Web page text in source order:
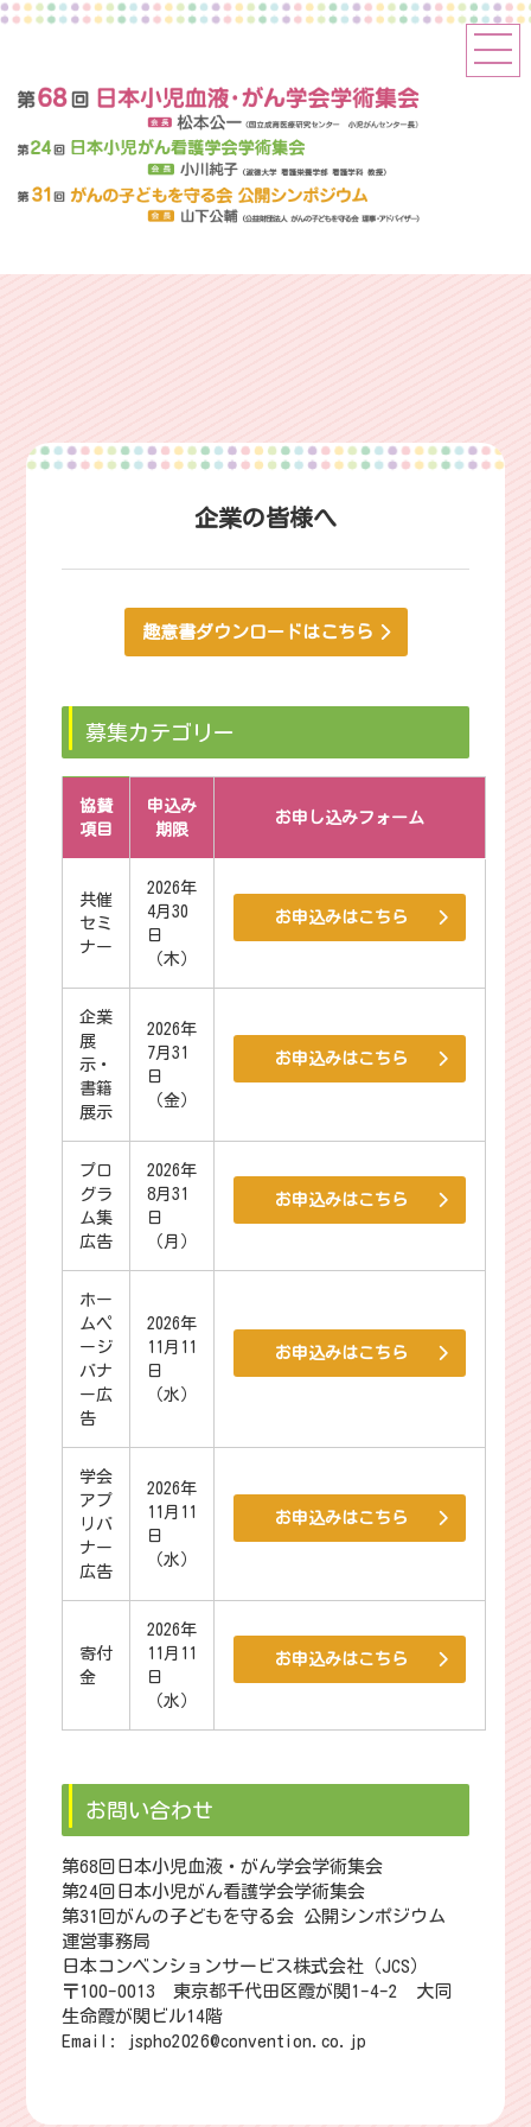
企業の皆様へ
趣意書ダウンロードはこちら
募集カテゴリー
協賛
項目
申込み
期限
お申し込みフォーム
共催
セミ
ナー
2026年
4月30
日
（木）
お申込みはこちら
企業
展
示・
書籍
展示
2026年
7月31
日
（金）
お申込みはこちら
プロ
グラ
ム集
広告
2026年
8月31
日
（月）
お申込みはこちら
ホー
ムペ
ージ
バナ
ー広
告
2026年
11月11
日
（水）
お申込みはこちら
学会
アプ
リバ
ナー
広告
2026年
11月11
日
（水）
お申込みはこちら
寄付
金
2026年
11月11
日
（水）
お申込みはこちら
お問い合わせ
第68回日本小児血液・がん学会学術集会
第24回日本小児がん看護学会学術集会
第31回がんの子どもを守る会 公開シンポジウム
運営事務局
日本コンベンションサービス株式会社（JCS）
〒100-0013 東京都千代田区霞が関1-4-2 大同
生命霞が関ビル14階
Email: jspho2026@convention.co.jp